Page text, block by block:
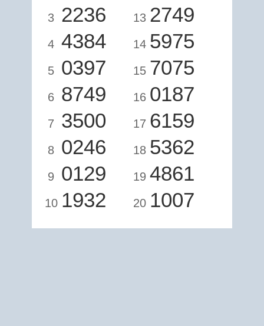
3 2236
4 4384
5 0397
6 8749
7 3500
8 0246
9 0129
10 1932
13 2749
14 5975
15 7075
16 0187
17 6159
18 5362
19 4861
20 1007